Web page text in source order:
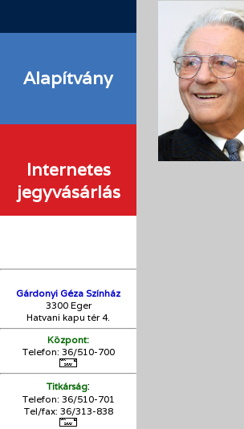
Alapítvány
Internetes
jegyvásárlás
Gárdonyi Géza Színház
3300 Eger
Hatvani kapu tér 4.
Központ:
Telefon: 36/510-700
Titkárság:
Telefon: 36/510-701
Tel/fax: 36/313-838